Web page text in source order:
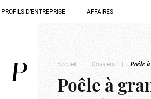
PROFILS D’ENTREPRISE AFFAIRES
Accueil | Dossiers | Poêle
Poêle à